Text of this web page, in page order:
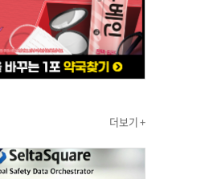
더보기 +